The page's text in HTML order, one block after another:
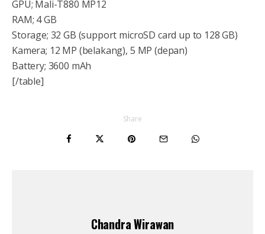
GPU; Mali-T880 MP12
RAM; 4 GB
Storage; 32 GB (support microSD card up to 128 GB)
Kamera; 12 MP (belakang), 5 MP (depan)
Battery; 3600 mAh
[/table]
Share
Chandra Wirawan